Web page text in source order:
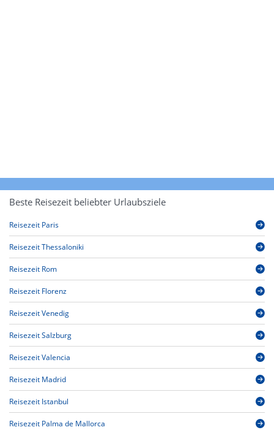
Beste Reisezeit beliebter Urlaubsziele
Reisezeit Paris
Reisezeit Thessaloniki
Reisezeit Rom
Reisezeit Florenz
Reisezeit Venedig
Reisezeit Salzburg
Reisezeit Valencia
Reisezeit Madrid
Reisezeit Istanbul
Reisezeit Palma de Mallorca